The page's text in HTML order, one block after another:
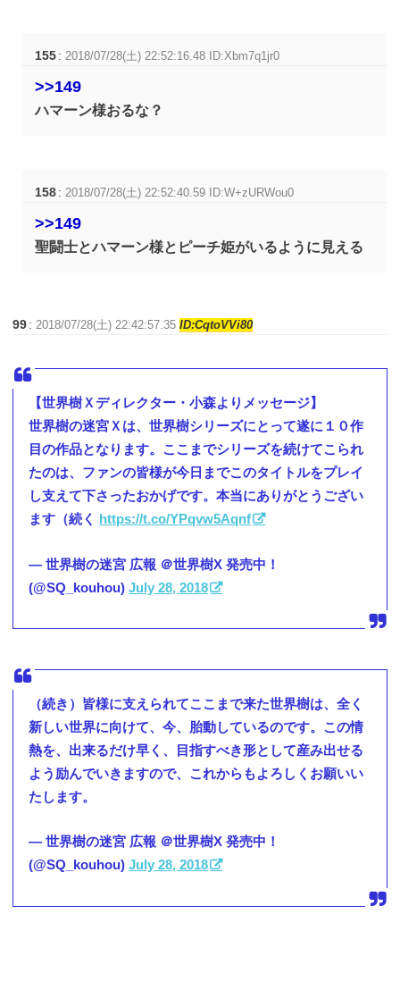
155 : 2018/07/28(土) 22:52:16.48 ID:Xbm7q1jr0
>>149
ハマーン様おるな？
158 : 2018/07/28(土) 22:52:40.59 ID:W+zURWou0
>>149
聖闘士とハマーン様とピーチ姫がいるように見える
99 : 2018/07/28(土) 22:42:57.35ID:CqtoVVi80
【世界樹Ｘディレクター・小森よりメッセージ】
世界樹の迷宮Ｘは、世界樹シリーズにとって遂に１０作
目の作品となります。ここまでシリーズを続けてこられ
たのは、ファンの皆様が今日までこのタイトルをプレイ
し支えて下さったおかげです。本当にありがとうござい
ます（続く
https://t.co/YPqvw5Aqnf
— 世界樹の迷宮 広報 ＠世界樹X 発売中！
(@SQ_kouhou)July 28, 2018
（続き）皆様に支えられてここまで来た世界樹は、全く
新しい世界に向けて、今、胎動しているのです。この情
熱を、出来るだけ早く、目指すべき形として産み出せる
よう励んでいきますので、これからもよろしくお願いい
たします。
— 世界樹の迷宮 広報 ＠世界樹X 発売中！
(@SQ_kouhou)July 28, 2018